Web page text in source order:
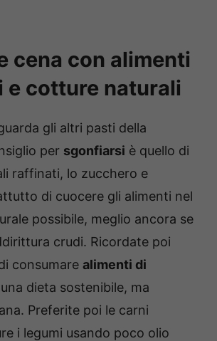
cena con alimenti
e cotture naturali
gli altri pasti della
per sgonfiarsi è quello di
raffinati, lo zucchero e
di cuocere gli alimenti nel
possibile, meglio ancora se
crudi. Ricordate poi
consumare alimenti di
dieta sostenibile, ma
Preferite poi le carni
i legumi usando poco olio